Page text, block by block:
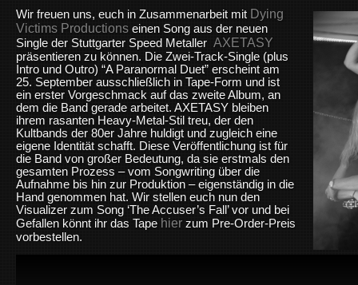
Wir freuen uns, euch in Zusammenarbeit mit Dying
Victims Productions einen Song aus der neuen
Single der Stuttgarter Speed Metaller AXETASY
präsentieren zu können. Die Zwei-Track-Single (plus
Intro und Outro) “A Paranormal Duet” erscheint am
25. September ausschließlich in Tape-Form und ist
ein erster Vorgeschmack auf das zweite Album, an
dem die Band gerade arbeitet. AXETASY bleiben
ihrem rasanten Heavy-Metal-Stil treu, der den
Kultbands der 80er Jahre huldigt und zugleich eine
eigene Identität schafft. Diese Veröffentlichung ist für
die Band von großer Bedeutung, da sie erstmals den
gesamten Prozess – vom Songwriting über die
Aufnahme bis hin zur Produktion – eigenständig in die
Hand genommen hat. Wir stellen euch nun den
Visualizer zum Song ‘The Accuser’s Fall’ vor und bei
Gefallen könnt ihr das Tape hier zum Pre-Order-Preis
vorbestellen.